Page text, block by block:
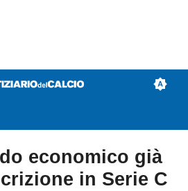
economico già
in Serie C